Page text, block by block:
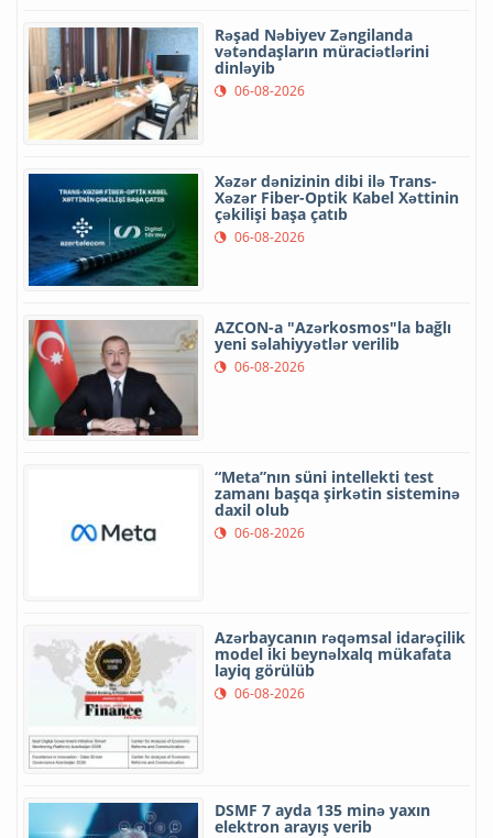
Rəşad Nəbiyev Zəngilanda
vətəndaşların müraciətlərini
dinləyib
06-08-2026
Xəzər dənizinin dibi ilə Trans-
Xəzər Fiber-Optik Kabel Xəttinin
çəkilişi başa çatıb
06-08-2026
AZCON-a "Azərkosmos"la bağlı
yeni səlahiyyətlər verilib
06-08-2026
“Meta”nın süni intellekti test
zamanı başqa şirkətin sisteminə
daxil olub
06-08-2026
Azərbaycanın rəqəmsal idarəçilik
model iki beynəlxalq mükafata
layiq görülüb
06-08-2026
DSMF 7 ayda 135 minə yaxın
elektron arayış verib